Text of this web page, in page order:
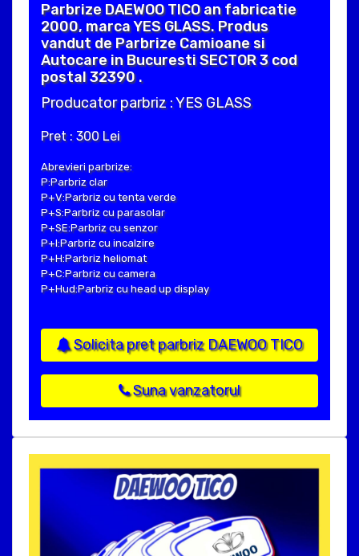
Parbrize DAEWOO TICO an fabricatie
2000, marca YES GLASS. Produs
vandut de Parbrize Camioane si
Autocare in Bucuresti SECTOR 3 cod
postal 32390 .
Producator parbriz : YES GLASS
Pret : 300 Lei
Abrevieri parbrize:
P:Parbriz clar
P+V:Parbriz cu tenta verde
P+S:Parbriz cu parasolar
P+SE:Parbriz cu senzor
P+I:Parbriz cu incalzire
P+H:Parbriz heliomat
P+C:Parbriz cu camera
P+Hud:Parbriz cu head up display
Solicita pret parbriz DAEWOO TICO
Suna vanzatorul